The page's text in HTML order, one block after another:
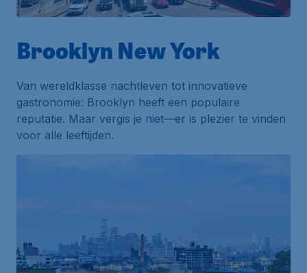
Brooklyn New York
Van wereldklasse nachtleven tot innovatieve
gastronomie: Brooklyn heeft een populaire
reputatie. Maar vergis je niet—er is plezier te vinden
voor alle leeftijden.